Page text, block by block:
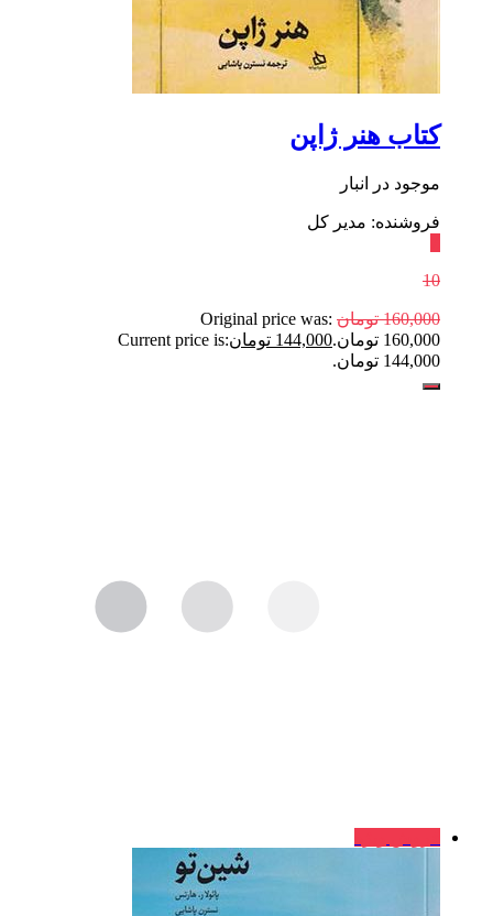
کتاب هنر ژاپن
موجود در انبار
فروشنده: مدیر کل
10
160,000 تومان Original price was:
160,000 تومان.
144,000 تومانCurrent price is:
144,000 تومان.